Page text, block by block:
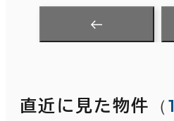
直近に見た物件 （1